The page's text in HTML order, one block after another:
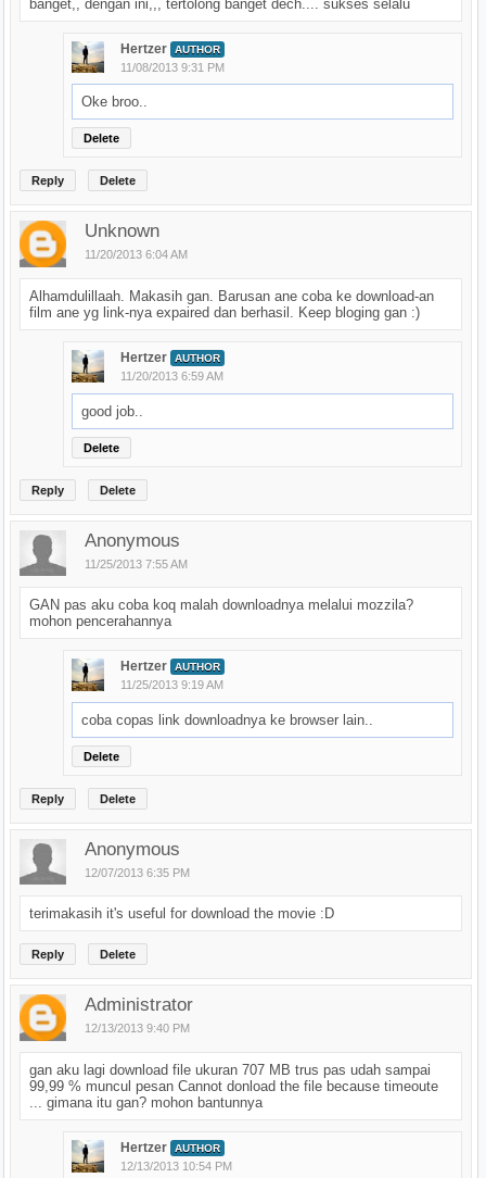
banget,, dengan ini,,, tertolong banget dech.... sukses selalu
Hertzer AUTHOR
11/08/2013 9:31 PM
Oke broo..
Delete
Reply Delete
Unknown
11/20/2013 6:04 AM
Alhamdulillaah. Makasih gan. Barusan ane coba ke download-an
film ane yg link-nya expaired dan berhasil. Keep bloging gan :)
Hertzer AUTHOR
11/20/2013 6:59 AM
good job..
Delete
Reply Delete
Anonymous
11/25/2013 7:55 AM
GAN pas aku coba koq malah downloadnya melalui mozzila?
mohon pencerahannya
Hertzer AUTHOR
11/25/2013 9:19 AM
coba copas link downloadnya ke browser lain..
Delete
Reply Delete
Anonymous
12/07/2013 6:35 PM
terimakasih it's useful for download the movie :D
Reply Delete
Administrator
12/13/2013 9:40 PM
gan aku lagi download file ukuran 707 MB trus pas udah sampai
99,99 % muncul pesan Cannot donload the file because timeoute
... gimana itu gan? mohon bantunnya
Hertzer AUTHOR
12/13/2013 10:54 PM